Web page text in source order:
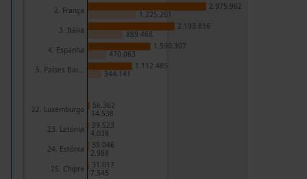
2. França
3. Itália
4. Espanha
5. Países Bai...
22. Luxemburgo
23. Letónia
24. Estónia
25. Chipre
2.975.962
2.193.816
1.590.307
1.112.485
56.362
39.523
39.046
31.017
1.225.261
889.468
470.063
344.141
14.538
4.038
2.988
7.545